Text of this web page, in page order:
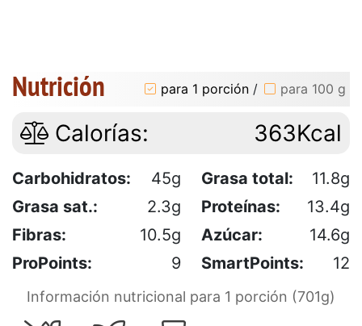
Nutrición para 1 porción / para 100 g
Calorías: 363Kcal
Carbohidratos: 45g Grasa total:
11.8g
Grasa sat.:
2.3g Proteínas:
13.4g
Fibras:
10.5g Azúcar:
14.6g
ProPoints:
9 SmartPoints: 12
Información nutricional para 1 porción (701g)